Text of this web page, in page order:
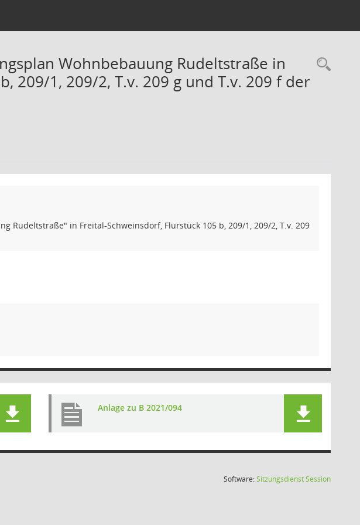
Wohnbebauung Rudeltstraße in
209/1, 209/2, T.v. 209 g und T.v. 209 f der
Rudeltstraße" in Freital-Schweinsdorf, Flurstück 105 b, 209/1, 209/2, T.v. 209
Anlage zu B 2021/094
Software:SitzungsdienstSession(Wird in